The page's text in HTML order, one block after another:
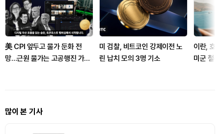
美 CPI 앞두고 물가 둔화 전
망…근원 물가는 고공행진 가능
미 검찰, 비트코인 강제이전 노
린 납치 모의 3명 기소
이란, 호
미군 철
많이 본 기사